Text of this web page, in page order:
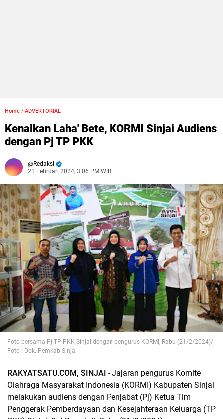
Home / ADVERTORIAL
Kenalkan Laha' Bete, KORMI Sinjai Audiens
dengan Pj TP PKK
Redaksi
21 Februari 2024, 3:06 PM WIB
Foto bersama Pj TP PKK Sinjai dengan pengurus KORMI, Rabu (21/2/2024)/
Foto : Dok. Pemkab Sinjai
RAKYATSATU.COM, SINJAI - Jajaran pengurus Komite
Olahraga Masyarakat Indonesia (KORMI) Kabupaten Sinjai
melakukan audiens dengan Penjabat (Pj) Ketua Tim
Penggerak Pemberdayaan dan Kesejahteraan Keluarga (TP